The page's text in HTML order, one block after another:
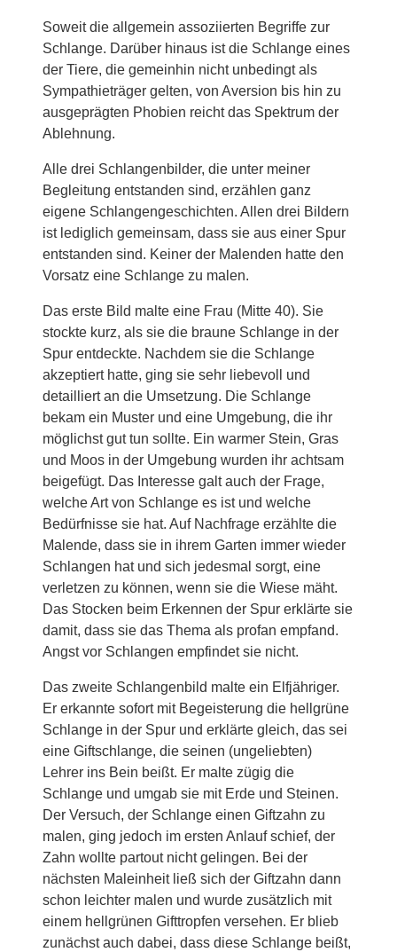
Soweit die allgemein assoziierten Begriffe zur
Schlange. Darüber hinaus ist die Schlange eines
der Tiere, die gemeinhin nicht unbedingt als
Sympathieträger gelten, von Aversion bis hin zu
ausgeprägten Phobien reicht das Spektrum der
Ablehnung.
Alle drei Schlangenbilder, die unter meiner
Begleitung entstanden sind, erzählen ganz
eigene Schlangengeschichten. Allen drei Bildern
ist lediglich gemeinsam, dass sie aus einer Spur
entstanden sind. Keiner der Malenden hatte den
Vorsatz eine Schlange zu malen.
Das erste Bild malte eine Frau (Mitte 40). Sie
stockte kurz, als sie die braune Schlange in der
Spur entdeckte. Nachdem sie die Schlange
akzeptiert hatte, ging sie sehr liebevoll und
detailliert an die Umsetzung. Die Schlange
bekam ein Muster und eine Umgebung, die ihr
möglichst gut tun sollte. Ein warmer Stein, Gras
und Moos in der Umgebung wurden ihr achtsam
beigefügt. Das Interesse galt auch der Frage,
welche Art von Schlange es ist und welche
Bedürfnisse sie hat. Auf Nachfrage erzählte die
Malende, dass sie in ihrem Garten immer wieder
Schlangen hat und sich jedesmal sorgt, eine
verletzen zu können, wenn sie die Wiese mäht.
Das Stocken beim Erkennen der Spur erklärte sie
damit, dass sie das Thema als profan empfand.
Angst vor Schlangen empfindet sie nicht.
Das zweite Schlangenbild malte ein Elfjähriger.
Er erkannte sofort mit Begeisterung die hellgrüne
Schlange in der Spur und erklärte gleich, das sei
eine Giftschlange, die seinen (ungeliebten)
Lehrer ins Bein beißt. Er malte zügig die
Schlange und umgab sie mit Erde und Steinen.
Der Versuch, der Schlange einen Giftzahn zu
malen, ging jedoch im ersten Anlauf schief, der
Zahn wollte partout nicht gelingen. Bei der
nächsten Maleinheit ließ sich der Giftzahn dann
schon leichter malen und wurde zusätzlich mit
einem hellgrünen Gifttropfen versehen. Er blieb
zunächst auch dabei, dass diese Schlange beißt,